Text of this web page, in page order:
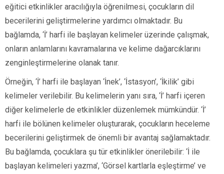
eğitici etkinlikler aracılığıyla öğrenilmesi, çocukların dil
becerilerini geliştirmelerine yardımcı olmaktadır. Bu
bağlamda, ‘İ’ harfi ile başlayan kelimeler üzerinde çalışmak,
onların anlamlarını kavramalarına ve kelime dağarcıklarını
zenginleştirmelerine olanak tanır.
Örneğin, ‘İ’ harfi ile başlayan ‘İnek’, ‘İstasyon’, ‘İkilik’ gibi
kelimeler verilebilir. Bu kelimelerin yanı sıra, ‘İ’ harfi içeren
diğer kelimelerle de etkinlikler düzenlemek mümkündür. ‘İ’
harfi ile bölünen kelimeler oluşturarak, çocukların heceleme
becerilerini geliştirmek de önemli bir avantaj sağlamaktadır.
Bu bağlamda, çocuklara şu tür etkinlikler önerilebilir: ‘İ ile
başlayan kelimeleri yazma’, ‘Görsel kartlarla eşleştirme’ ve